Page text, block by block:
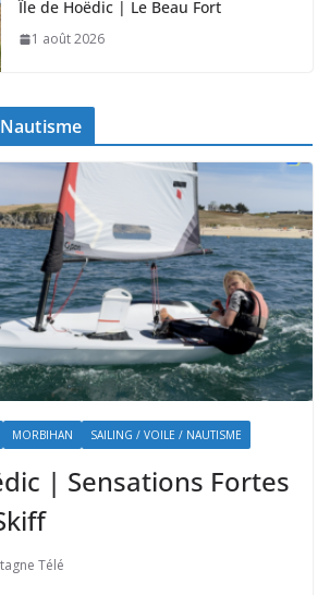
Île de Hoëdic | Le Beau Fort
1 août 2026
MORBIHAN SAILING / VOILE / NAUTISME
| Sensations Fortes
Télé